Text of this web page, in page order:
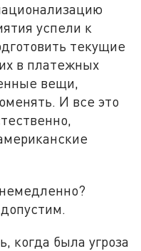
успели к
текущие
в платежных
вещи,
И все это
когда была угроза